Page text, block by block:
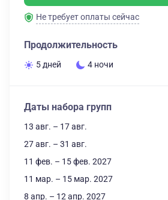
Не требует оплаты сейчас
Продолжительность
5 дней 4 ночи
Даты набора групп
13 авг. – 17 авг.
27 авг. – 31 авг.
11 фев. – 15 фев. 2027
11 мар. – 15 мар. 2027
8 апр. – 12 апр. 2027